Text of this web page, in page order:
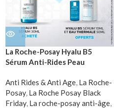
La Roche-Posay Hyalu B5
Sérum Anti-Rides Peau
Anti Rides & Anti Age, La Roche-
Posay, La Roche Posay Black
Friday, La roche-posay anti-âge,